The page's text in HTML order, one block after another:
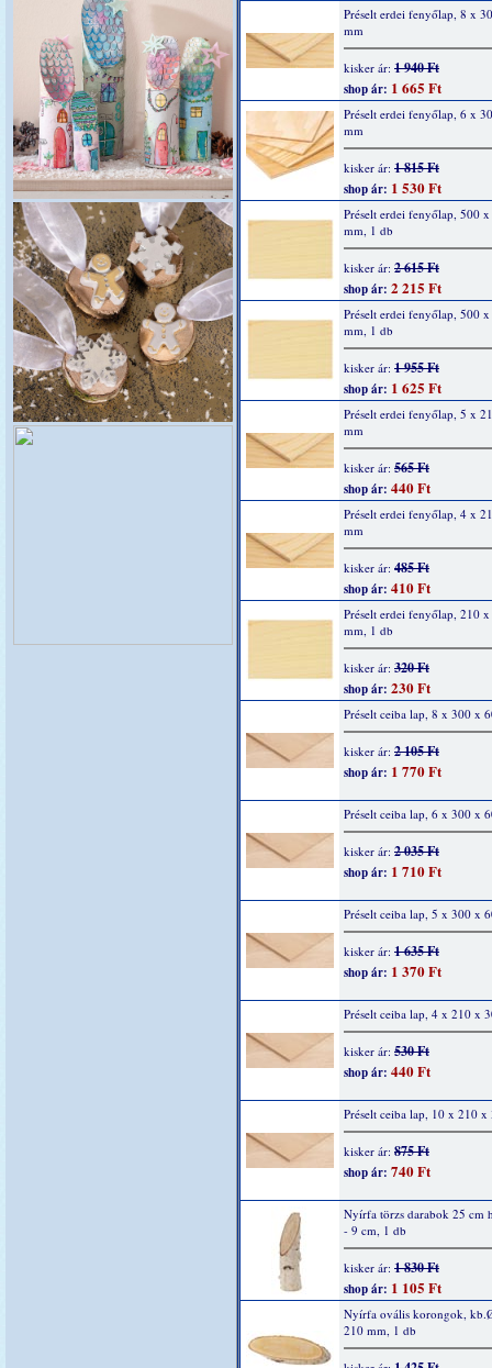
Préselt erdei fenyőlap, 8 x
mm
kisker ár: 1 940 Ft
shop ár: 1 665 Ft
Préselt erdei fenyőlap, 6 x
mm
kisker ár: 1 815 Ft
shop ár: 1 530 Ft
Préselt erdei fenyőlap, 500
mm, 1 db
kisker ár: 2 615 Ft
shop ár: 2 215 Ft
Préselt erdei fenyőlap, 500
mm, 1 db
kisker ár: 1 955 Ft
shop ár: 1 625 Ft
Préselt erdei fenyőlap, 5 x
mm
kisker ár: 565 Ft
shop ár: 440 Ft
Préselt erdei fenyőlap, 4 x
mm
kisker ár: 485 Ft
shop ár: 410 Ft
Préselt erdei fenyőlap, 210
mm, 1 db
kisker ár: 320 Ft
shop ár: 230 Ft
Préselt ceiba lap, 8 x 300 x
kisker ár: 2 105 Ft
shop ár: 1 770 Ft
Préselt ceiba lap, 6 x 300 x
kisker ár: 2 035 Ft
shop ár: 1 710 Ft
Préselt ceiba lap, 5 x 300 x
kisker ár: 1 635 Ft
shop ár: 1 370 Ft
Préselt ceiba lap, 4 x 210 x
kisker ár: 530 Ft
shop ár: 440 Ft
Préselt ceiba lap, 10 x 210
kisker ár: 875 Ft
shop ár: 740 Ft
Nyírfa törzs darabok 25 cm
- 9 cm, 1 db
kisker ár: 1 830 Ft
shop ár: 1 105 Ft
Nyírfa ovális korongok,
210 mm, 1 db